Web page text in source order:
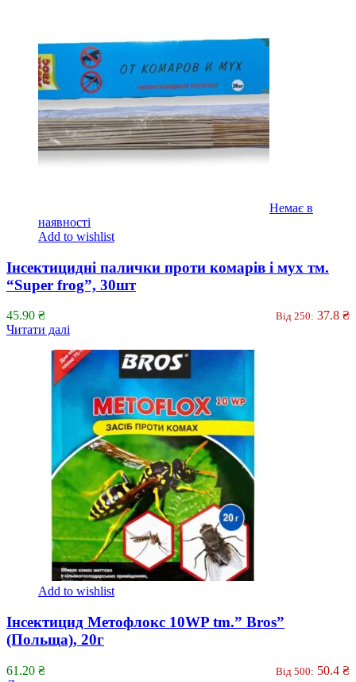
Немає в
наявності
Add to wishlist
Інсектицидні палички проти комарів і мух тм.
“Super frog”, 30шт
45.90 ₴ Від 250: 37.8 ₴
Читати далі
Add to wishlist
Інсектицид Метофлокс 10WP tm.” Bros”
(Польща), 20г
61.20 ₴ Від 500: 50.4 ₴